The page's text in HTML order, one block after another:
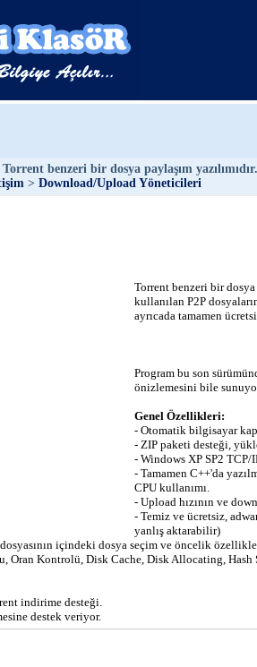
Torrent benzeri bir dosya paylaşım yazılımıdır.
> Download/Upload Yöneticileri
Torrent benzeri bir dosya
kullanılan P2P
ayrıcada tamamen
Program bu son
önizlemesini bile
Genel Özellikleri:
- Otomatik bilgisayar
- ZIP paketi desteği,
- Windows XP SP2
- Tamamen C++'da
CPU kullanımı.
- Upload hızının ve
- Temiz ve ücretsiz,
yanlış aktarabilir)
içindeki dosya seçim ve öncelik
Oran Kontrolü, Disk Cache, Disk Allocating,
indirime desteği.
destek veriyor.